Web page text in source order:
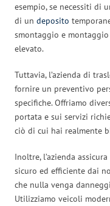
esempio, se necessiti di
di un deposito
smontaggio e
elevato.
Tuttavia, l’azienda di
fornire un preventivo
specifiche. Offriamo
portata e sui servizi
ciò di cui hai realmente
Inoltre, l’azienda
sicuro ed efficiente dai
che nulla venga
Utilizziamo veicoli